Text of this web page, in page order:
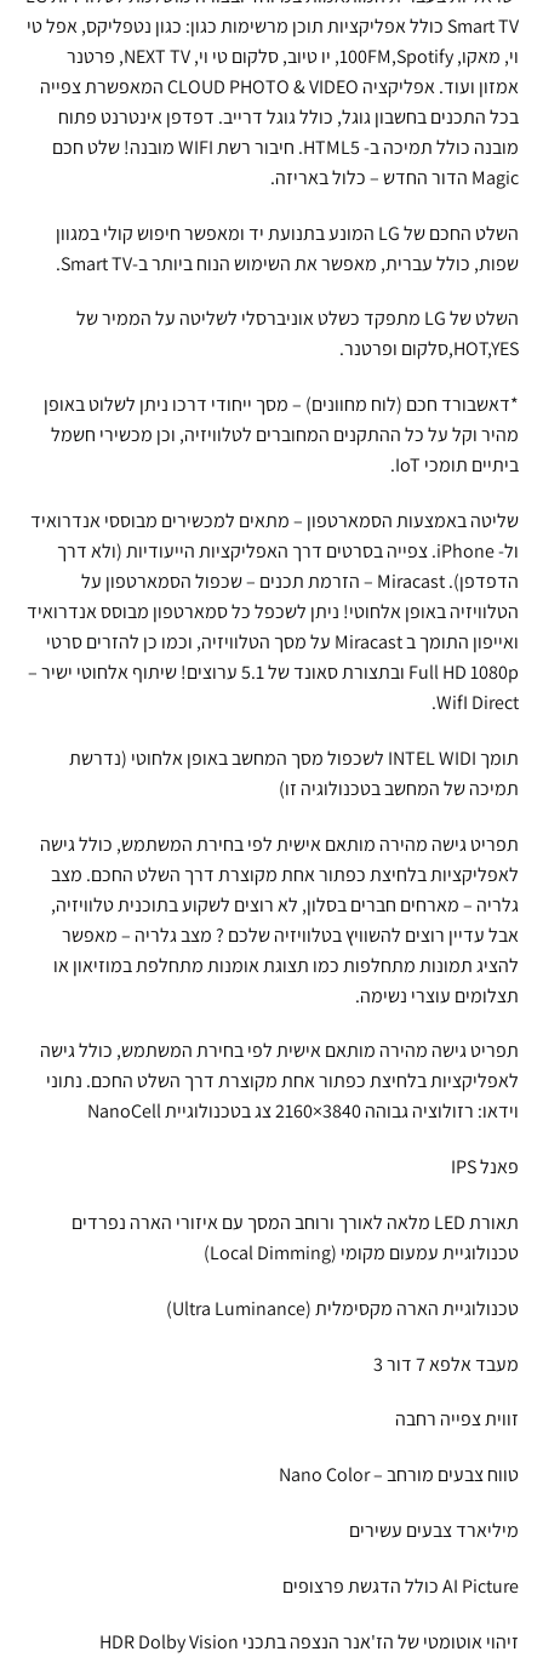
Smart TV כולל אפליקציות תוכן מרשימות כגון: כגון נטפליקס, אפל טי
וי, מאקו, 100FM,Spotify, יו טיוב, סלקום טי וי, NEXT TV, פרטנר
אמזון ועוד. אפליקציה CLOUD PHOTO & VIDEO המאפשרת צפייה
בכל התכנים בחשבון גוגל, כולל גוגל דרייב. דפדפן אינטרנט פתוח
מובנה כולל תמיכה ב- HTML5. חיבור רשת WIFI מובנה! שלט חכם
Magic הדור החדש – כלול באריזה.
השלט החכם של LG המונע בתנועת יד ומאפשר חיפוש קולי במגוון
שפות, כולל עברית, מאפשר את השימוש הנוח ביותר ב-Smart TV.
השלט של LG מתפקד כשלט אוניברסלי לשליטה על הממיר של
HOT,YES,סלקום ופרטנר.
*דאשבורד חכם (לוח מחוונים) – מסך ייחודי דרכו ניתן לשלוט באופן
מהיר וקל על כל ההתקנים המחוברים לטלוויזיה, וכן מכשירי חשמל
ביתיים תומכי IoT.
שליטה באמצעות הסמארטפון – מתאים למכשירים מבוססי אנדרואיד
ול- iPhone. צפייה בסרטים דרך האפליקציות הייעודיות (ולא דרך
הדפדפן). Miracast – הזרמת תכנים – שכפול הסמארטפון על
הטלוויזיה באופן אלחוטי! ניתן לשכפל כל סמארטפון מבוסס אנדרואיד
ואייפון התומך ב Miracast על מסך הטלוויזיה, וכמו כן להזרים סרטי
Full HD 1080p ובתצורת סאונד של 5.1 ערוצים! שיתוף אלחוטי ישיר –
WifI Direct.
תומך INTEL WIDI לשכפול מסך המחשב באופן אלחוטי (נדרשת
תמיכה של המחשב בטכנולוגיה זו)
תפריט גישה מהירה מותאם אישית לפי בחירת המשתמש, כולל גישה
לאפליקציות בלחיצת כפתור אחת מקוצרת דרך השלט החכם. מצב
גלריה – מארחים חברים בסלון, לא רוצים לשקוע בתוכנית טלוויזיה,
אבל עדיין רוצים להשוויץ בטלוויזיה שלכם ? מצב גלריה – מאפשר
להציג תמונות מתחלפות כמו תצוגת אומנות מתחלפת במוזיאון או
תצלומים עוצרי נשימה.
תפריט גישה מהירה מותאם אישית לפי בחירת המשתמש, כולל גישה
לאפליקציות בלחיצת כפתור אחת מקוצרת דרך השלט החכם. נתוני
וידאו: רזולוציה גבוהה 3840×2160 צג בטכנולוגיית NanoCell
פאנל IPS
תאורת LED מלאה לאורך ורוחב המסך עם איזורי הארה נפרדים
טכנולוגיית עמעום מקומי (Local Dimming)
טכנולוגיית הארה מקסימלית (Ultra Luminance)
מעבד אלפא 7 דור 3
זווית צפייה רחבה
טווח צבעים מורחב – Nano Color
מיליארד צבעים עשירים
AI Picture כולל הדגשת פרצופים
זיהוי אוטומטי של הז'אנר הנצפה בתכני HDR Dolby Vision